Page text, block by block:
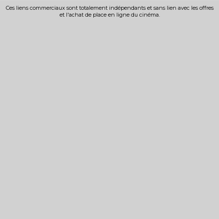
Ces liens commerciaux sont totalement indépendants et sans lien avec les offres
et l'achat de place en ligne du cinéma.